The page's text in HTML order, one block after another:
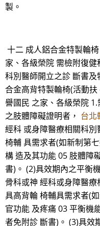
製。
十二 成人鋁合金特製輪
家、各級榮院 需檢附復
科別醫師開立之診 斷書
合金高背特製輪椅(活動
譽國民 之家、各級榮院
之肢體障礙證明者， 台北
經科 或身障醫療相關科
椅輔 具需求者(如新制第
構 造及其功能 05 肢體障
書)。 (2)具效期內之平衡
骨科或神 經科或身障醫
具高背輪 椅輔具需求者(
官功能 及疼痛 03 平衡機
者免附診 斷書)。 (3)具效